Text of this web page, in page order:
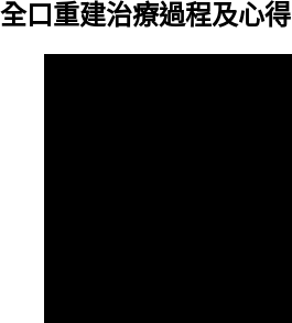
全口重建治療過程及心得